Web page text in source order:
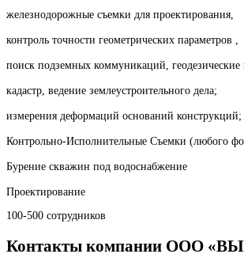
железнодорожные съемки для проектирования,
контроль точности геометрических параметров ,
поиск подземных коммуникаций, геодезические
кадастр, ведение землеустроительного дела;
измерения деформаций оснований конструкций;
Контрольно-Исполнительные Съемки (любого
Бурение скважин под водоснабжение
Проектирование
100-500 сотрудников
Контакты компании ООО